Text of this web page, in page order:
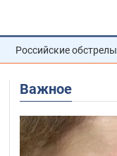
Российские обстрелы
Важное